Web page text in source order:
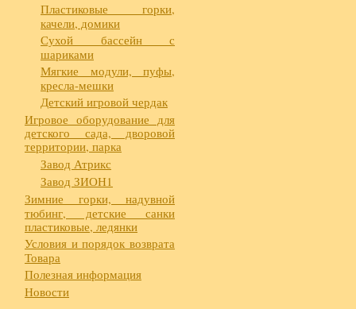
Пластиковые горки,
качели, домики
Сухой бассейн с
шариками
Мягкие модули, пуфы,
кресла-мешки
Детский игровой чердак
Игровое оборудование для
детского сада, дворовой
территории, парка
Завод Атрикс
Завод ЗИОН1
Зимние горки, надувной
тюбинг, детские санки
пластиковые, ледянки
Условия и порядок возврата
Товара
Полезная информация
Новости